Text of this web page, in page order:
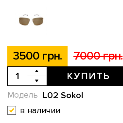
3500 грн. 7000 грн.
КУПИТЬ
L02 Sokol
Модель
в наличии